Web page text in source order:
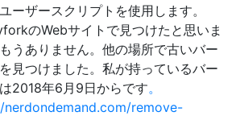
ーザースクリプトを使用します。
のWebサイトで見つけたと思いま
うありません。他の場所で古いバー
見つけました。私が持っているバー
2018年6月9日からです。
remove-